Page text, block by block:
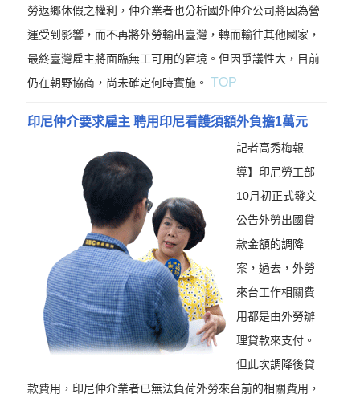
勞返鄉休假之權利，仲介業者也分析國外仲介公司將因為營
運受到影響，而不再將外勞輸出臺灣，轉而輸往其他國家，
最終臺灣雇主將面臨無工可用的窘境。但因爭議性大，目前
仍在朝野協商，尚未確定何時實施。 TOP
印尼仲介要求雇主 聘用印尼看護須額外負擔1萬元
記者高秀梅報
導】印尼勞工部
10月初正式發文
公告外勞出國貸
款金額的調降
案，過去，外勞
來台工作相關費
用都是由外勞辦
理貸款來支付。
但此次調降後貸
款費用，印尼仲介業者已無法負荷外勞來台前的相關費用，